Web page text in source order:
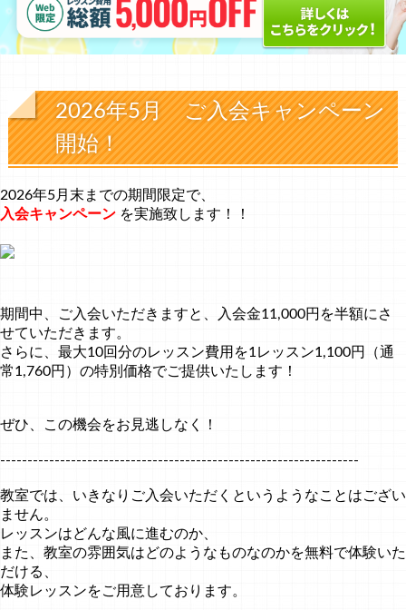
2026年5月 ご入会キャンペーン
開始！
2026年5月末までの期間限定で、
入会キャンペーン を実施致します！！
期間中、ご入会いただきますと、入会金11,000円を半額にさ
せていただきます。
さらに、最大10回分のレッスン費用を1レッスン1,100円（通
常1,760円）の特別価格でご提供いたします！
ぜひ、この機会をお見逃しなく！
------------------------------------------------------------------
教室では、いきなりご入会いただくというようなことはござい
ません。
レッスンはどんな風に進むのか、
また、教室の雰囲気はどのようなものなのかを無料で体験いた
だける、
体験レッスンをご用意しております。